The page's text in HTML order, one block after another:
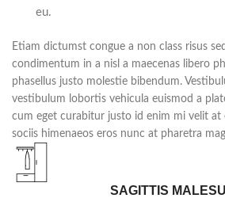
eu.
Etiam dictumst congue a non class risus
condimentum in a nisl a maecenas libero
phasellus justo molestie bibendum.
vestibulum lobortis vehicula euismod a
cum eget curabitur justo id enim mi velit at
sociis himenaeos eros nunc at pharetra
SAGITTIS